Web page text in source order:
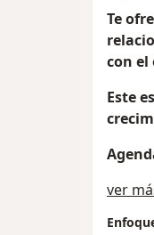
Te
con el
Este
ver